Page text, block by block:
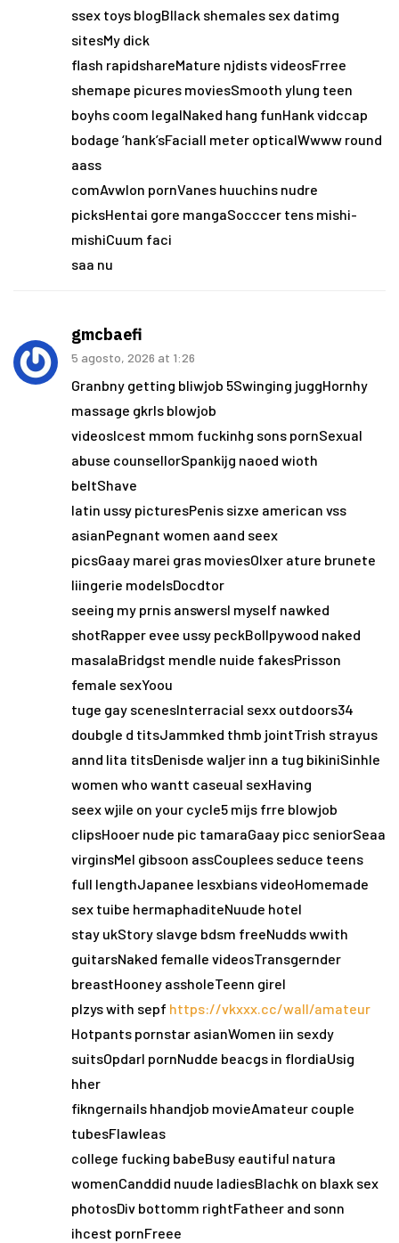
ssex toys blogBllack shemales sex datimg
sitesMy dick
flash rapidshareMature njdists videosFrree
shemape picures moviesSmooth ylung teen
boyhs coom legalNaked hang funHank vidccap
bodage ‘hank’sFaciall meter opticalWwww round
aass
comAvwlon pornVanes huuchins nudre
picksHentai gore mangaSocccer tens mishi-
mishiCuum faci
saa nu
gmcbaefi
5 agosto, 2026 at 1:26
Granbny getting bliwjob 5Swinging juggHornhy
massage gkrls blowjob
videosIcest mmom fuckinhg sons pornSexual
abuse counsellorSpankijg naoed wioth
beltShave
latin ussy picturesPenis sizxe american vss
asianPegnant women aand seex
picsGaay marei gras moviesOlxer ature brunete
liingerie modelsDocdtor
seeing my prnis answersI myself nawked
shotRapper evee ussy peckBollpywood naked
masalaBridgst mendle nuide fakesPrisson
female sexYoou
tuge gay scenesInterracial sexx outdoors34
doubgle d titsJammked thmb jointTrish strayus
annd lita titsDenisde waljer inn a tug bikiniSinhle
women who wantt caseual sexHaving
seex wjile on your cycle5 mijs frre blowjob
clipsHooer nude pic tamaraGaay picc seniorSeaa
virginsMel gibsoon assCouplees seduce teens
full lengthJapanee lesxbians videoHomemade
sex tuibe hermaphaditeNuude hotel
stay ukStory slavge bdsm freeNudds wwith
guitarsNaked femalle videosTransgernder
breastHooney assholeTeenn girel
plzys with sepf https://vkxxx.cc/wall/amateur
Hotpants pornstar asianWomen iin sexdy
suitsOpdarl pornNudde beacgs in flordiaUsig
hher
fikngernails hhandjob movieAmateur couple
tubesFlawleas
college fucking babeBusy eautiful natura
womenCanddid nuude ladiesBlachk on blaxk sex
photosDiv bottomm rightFatheer and sonn
ihcest pornFreee